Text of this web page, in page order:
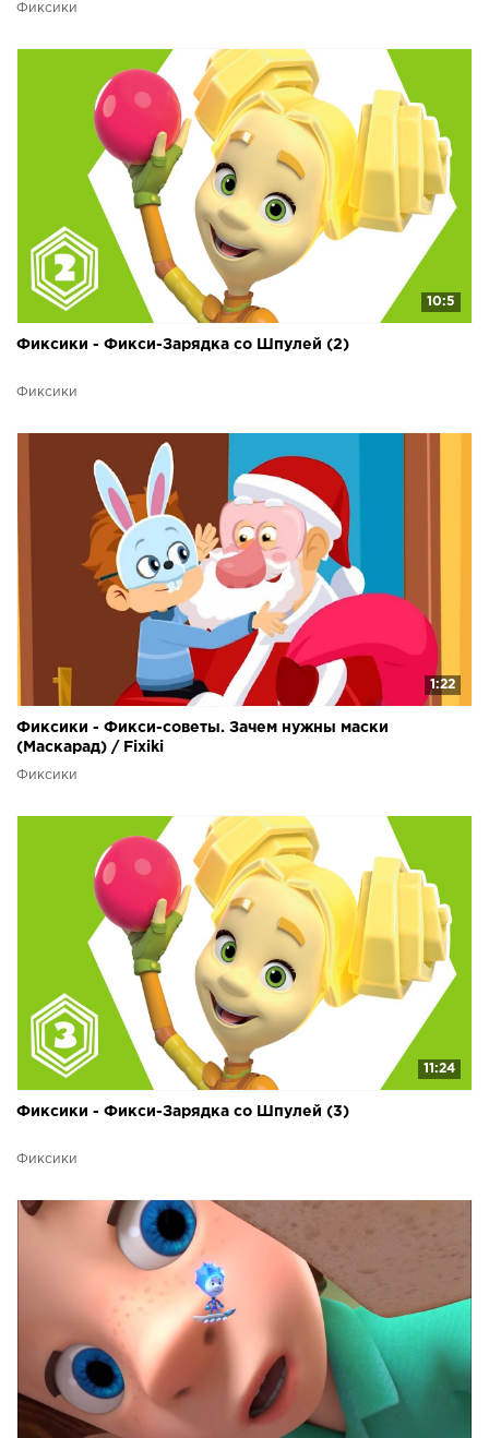
Фиксики
10:5
Фиксики - Фикси-Зарядка со Шпулей (2)
Фиксики
1:22
Фиксики - Фикси-советы. Зачем нужны маски
(Маскарад) / Fixiki
Фиксики
11:24
Фиксики - Фикси-Зарядка со Шпулей (3)
Фиксики